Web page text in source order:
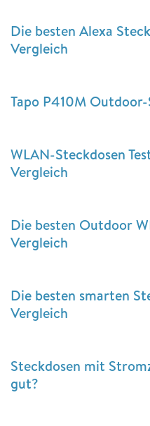
Die besten Alexa
Vergleich
Tapo P410M
WLAN-Steckdosen
Vergleich
Die besten Outdoor
Vergleich
Die besten smarten
Vergleich
Steckdosen mit
gut?